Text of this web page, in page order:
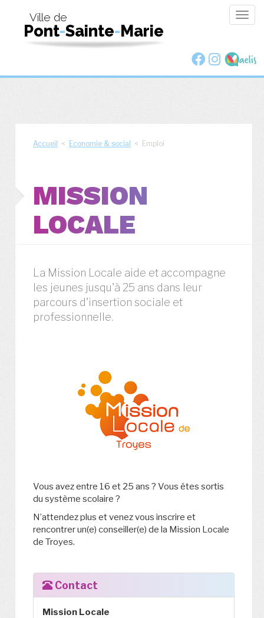
Ville de
Pont-Sainte-Marie
Accueil < Economie & social < Emploi
MISSION
LOCALE
La Mission Locale aide et accompagne
les jeunes jusqu'à 25 ans dans leur
parcours d'insertion sociale et
professionnelle.
Vous avez entre 16 et 25 ans ? Vous êtes sortis
du système scolaire ?
N’attendez plus et venez vous inscrire et
rencontrer un(e) conseiller(e) de la Mission Locale
de Troyes.
Contact
Mission Locale